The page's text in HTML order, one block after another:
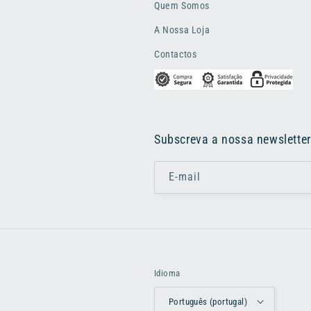
Quem Somos
A Nossa Loja
Contactos
Subscreva a nossa newsletter
E-mail
Idioma
Português (portugal)